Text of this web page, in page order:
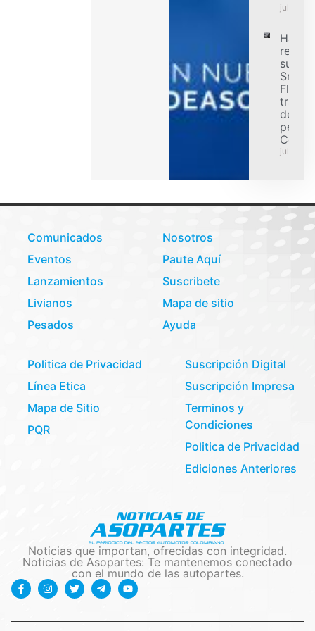
julio 31,
su
Smart
Flex
de
julio 31,
Comunicados
Eventos
Lanzamientos
Livianos
Pesados
Nosotros
Paute Aquí
Suscribete
Mapa de sitio
Ayuda
Politica de Privacidad
Línea Etica
Mapa de Sitio
PQR
Suscripción Digital
Suscripción Impresa
Terminos y
Condiciones
Politica de Privacidad
Ediciones Anteriores
Noticias que importan, ofrecidas con integridad.
Noticias de Asopartes: Te mantenemos conectado
con el mundo de las autopartes.